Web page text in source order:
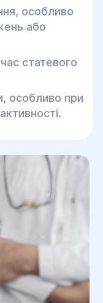
особливо
або
статевого
особливо при